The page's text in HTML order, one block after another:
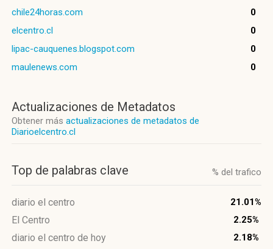
chile24horas.com
0
elcentro.cl
0
lipac-cauquenes.blogspot.com
0
maulenews.com
0
Actualizaciones de Metadatos
Obtener más actualizaciones de metadatos de
Diarioelcentro.cl
Top de palabras clave % del trafico
diario el centro 21.01%
El Centro 2.25%
diario el centro de hoy 2.18%